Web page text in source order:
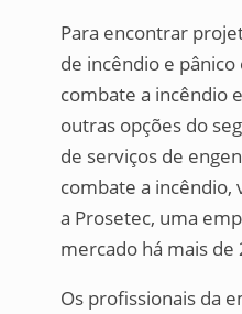
Para encontrar
de incêndio e
combate a incêndio
outras opções do
de serviços de
combate a incêndio,
a Prosetec, uma
mercado há mais de
Os profissionais da